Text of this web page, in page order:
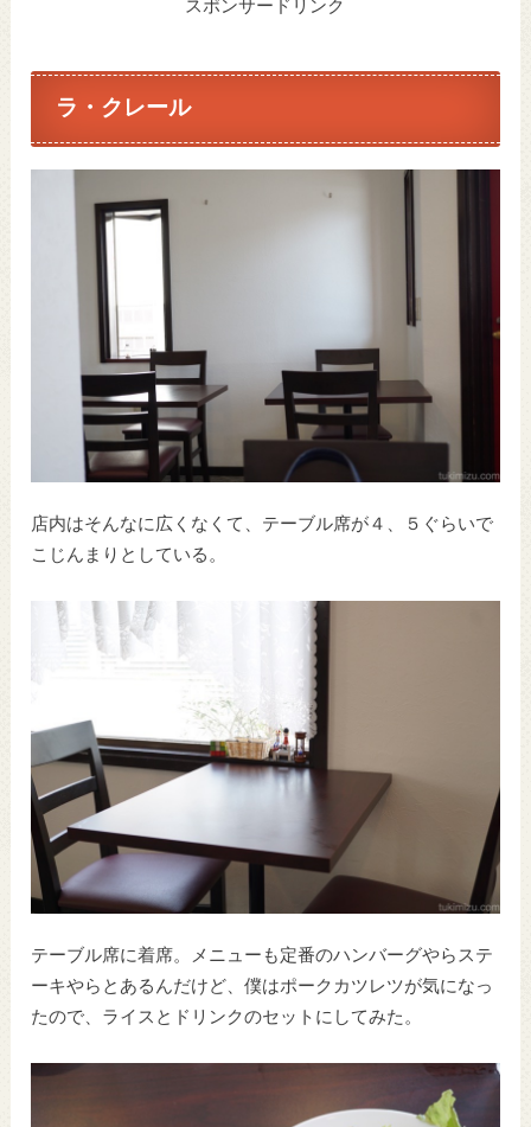
スポンサードリンク
ラ・クレール
店内はそんなに広くなくて、テーブル席が４、５ぐらいで
こじんまりとしている。
テーブル席に着席。メニューも定番のハンバーグやらステ
ーキやらとあるんだけど、僕はポークカツレツが気になっ
たので、ライスとドリンクのセットにしてみた。